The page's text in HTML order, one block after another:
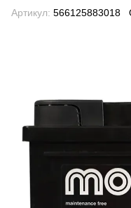
Артикул: 566125883018